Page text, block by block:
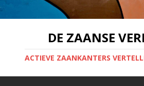
DE ZAANSE
ACTIEVE ZAANKANTERS